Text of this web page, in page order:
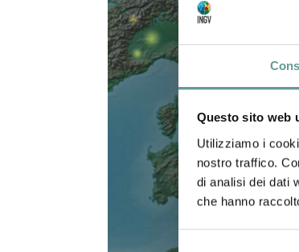
Questo sito web
Utilizziamo i
nostro traffico.
di analisi dei dati
che hanno